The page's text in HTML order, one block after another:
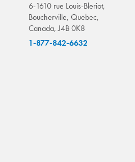
6-1610 rue Louis-Bleriot,
Boucherville, Quebec,
Canada, J4B 0K8
1-877-842-6632